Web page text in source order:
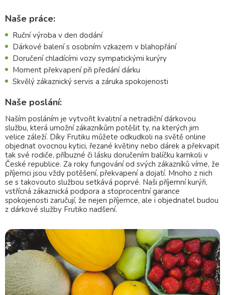
Naše práce:
Ruční výroba v den dodání
Dárkové balení s osobním vzkazem v blahopřání
Doručení chladícími vozy sympatickými kurýry
Moment překvapení při předání dárku
Skvělý zákaznický servis a záruka spokojenosti
Naše poslání:
Naším posláním je vytvořit kvalitní a netradiční dárkovou
službu, která umožní zákazníkům potěšit ty, na kterých jim
velice záleží. Díky Frutiku můžete odkudkoli na světě online
objednat ovocnou kytici, řezané květiny nebo dárek a překvapit
tak své rodiče, příbuzné či lásku doručením balíčku kamkoli v
České republice. Za roky fungování od svých zákazníků víme, že
příjemci jsou vždy potěšení, překvapení a dojatí. Mnoho z nich
se s takovouto službou setkává poprvé. Naši příjemní kurýři,
vstřícná zákaznická podpora a stoprocentní garance
spokojenosti zaručují, že nejen příjemce, ale i objednatel budou
z dárkové služby Frutiko nadšení.